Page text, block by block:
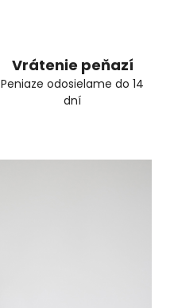
Vrátenie peňazí
Peniaze odosielame do 14
dní